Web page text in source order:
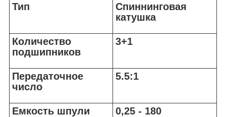
Тип
Спиннинговая
катушка
Количество
подшипников
3+1
Передаточное
число
5.5:1
Емкость шпули 0,25 - 180